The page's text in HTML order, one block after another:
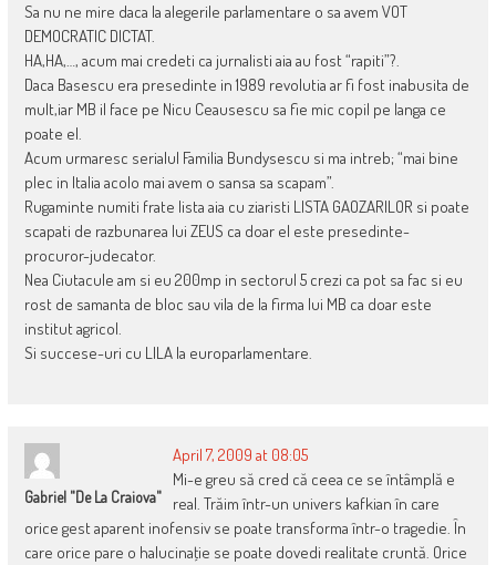
Sa nu ne mire daca la alegerile parlamentare o sa avem VOT
DEMOCRATIC DICTAT.
HA,HA,…, acum mai credeti ca jurnalisti aia au fost “rapiti”?.
Daca Basescu era presedinte in 1989 revolutia ar fi fost inabusita de
mult,iar MB il face pe Nicu Ceausescu sa fie mic copil pe langa ce
poate el.
Acum urmaresc serialul Familia Bundysescu si ma intreb; “mai bine
plec in Italia acolo mai avem o sansa sa scapam”.
Rugaminte numiti frate lista aia cu ziaristi LISTA GAOZARILOR si poate
scapati de razbunarea lui ZEUS ca doar el este presedinte-
procuror-judecator.
Nea Ciutacule am si eu 200mp in sectorul 5 crezi ca pot sa fac si eu
rost de samanta de bloc sau vila de la firma lui MB ca doar este
institut agricol.
Si succese-uri cu LILA la europarlamentare.
Gabriel "de La Craiova"
April 7, 2009 at 08:05
Mi-e greu să cred că ceea ce se întâmplă e
real. Trăim într-un univers kafkian în care
orice gest aparent inofensiv se poate transforma într-o tragedie. În
care orice pare o halucinaţie se poate dovedi realitate cruntă. Orice